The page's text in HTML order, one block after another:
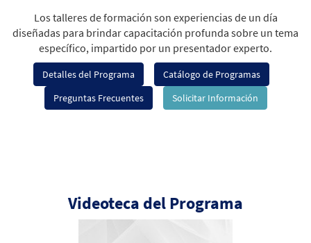
Los talleres de formación son experiencias de un día
diseñadas para brindar capacitación profunda sobre un tema
específico, impartido por un presentador experto.
Detalles del Programa
Catálogo de Programas
Preguntas Frecuentes
Solicitar Información
Videoteca del Programa